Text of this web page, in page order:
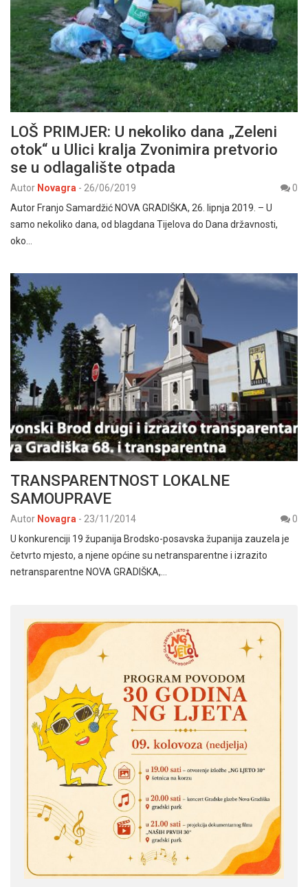
LOŠ PRIMJER: U nekoliko dana „Zeleni
otok“ u Ulici kralja Zvonimira pretvorio
se u odlagalište otpada
Autor Novagra - 26/06/2019
0
Autor Franjo Samardžić NOVA GRADIŠKA, 26. lipnja 2019. – U
samo nekoliko dana, od blagdana Tijelova do Dana državnosti,
oko…
TRANSPARENTNOST LOKALNE
SAMOUPRAVE
Autor Novagra - 23/11/2014
0
U konkurenciji 19 županija Brodsko-posavska županija zauzela je
četvrto mjesto, a njene općine su netransparentne i izrazito
netransparentne NOVA GRADIŠKA,…